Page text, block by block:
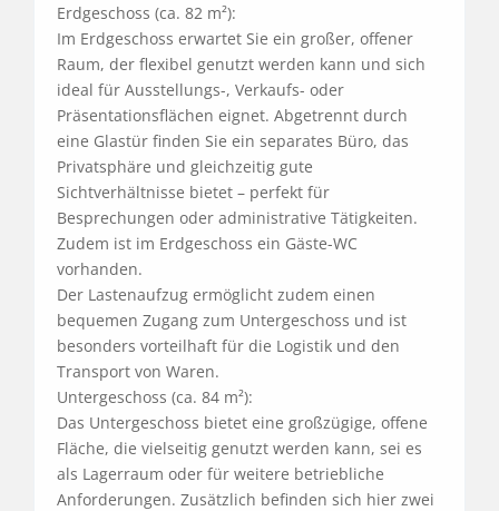
Erdgeschoss (ca. 82 m²):
Im Erdgeschoss erwartet Sie ein großer, offener
Raum, der flexibel genutzt werden kann und sich
ideal für Ausstellungs-, Verkaufs- oder
Präsentationsflächen eignet. Abgetrennt durch
eine Glastür finden Sie ein separates Büro, das
Privatsphäre und gleichzeitig gute
Sichtverhältnisse bietet – perfekt für
Besprechungen oder administrative Tätigkeiten.
Zudem ist im Erdgeschoss ein Gäste-WC
vorhanden.
Der Lastenaufzug ermöglicht zudem einen
bequemen Zugang zum Untergeschoss und ist
besonders vorteilhaft für die Logistik und den
Transport von Waren.
Untergeschoss (ca. 84 m²):
Das Untergeschoss bietet eine großzügige, offene
Fläche, die vielseitig genutzt werden kann, sei es
als Lagerraum oder für weitere betriebliche
Anforderungen. Zusätzlich befinden sich hier zwei